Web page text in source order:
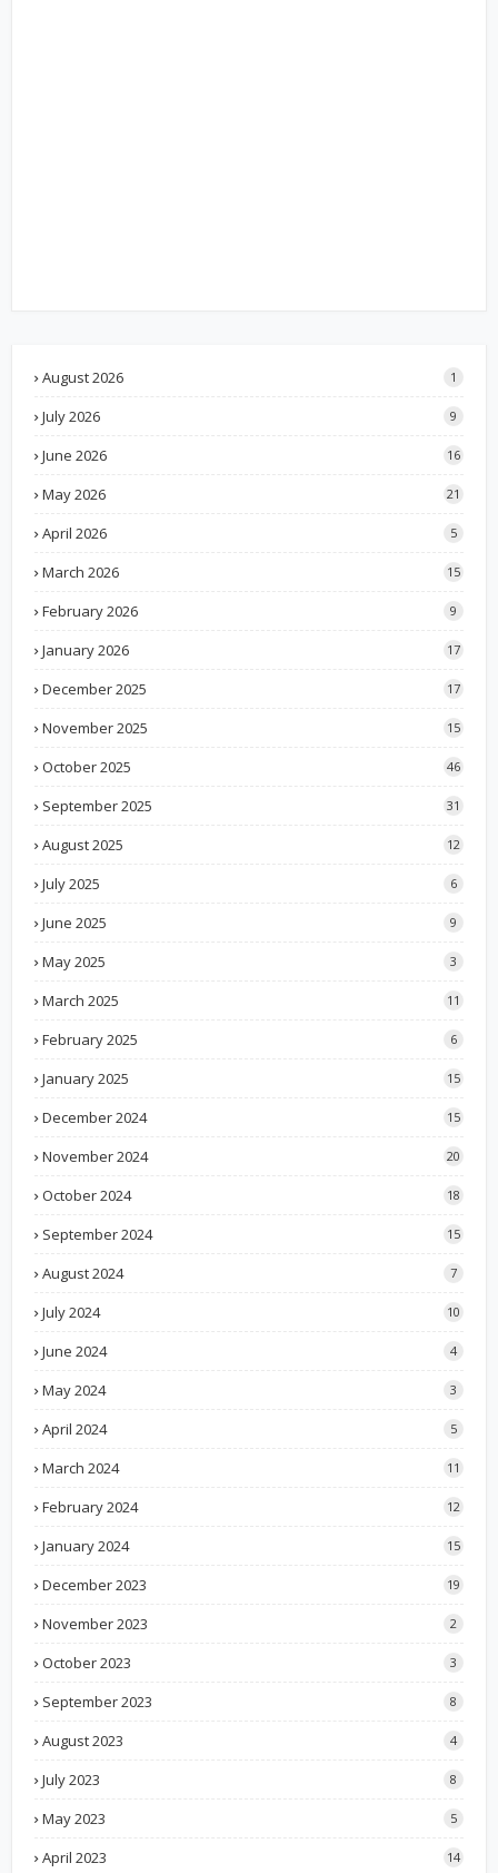
August 2026 1
July 2026 9
June 2026 16
May 2026 21
April 2026 5
March 2026 15
February 2026 9
January 2026 17
December 2025 17
November 2025 15
October 2025 46
September 2025 31
August 2025 12
July 2025 6
June 2025 9
May 2025 3
March 2025 11
February 2025 6
January 2025 15
December 2024 15
November 2024 20
October 2024 18
September 2024 15
August 2024 7
July 2024 10
June 2024 4
May 2024 3
April 2024 5
March 2024 11
February 2024 12
January 2024 15
December 2023 19
November 2023 2
October 2023 3
September 2023 8
August 2023 4
July 2023 8
May 2023 5
April 2023 14